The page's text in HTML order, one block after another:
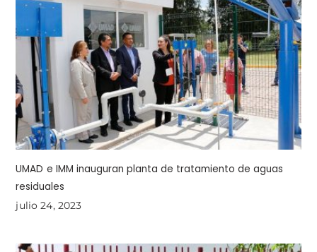
UMAD e IMM inauguran planta de tratamiento de aguas
residuales
julio 24, 2023